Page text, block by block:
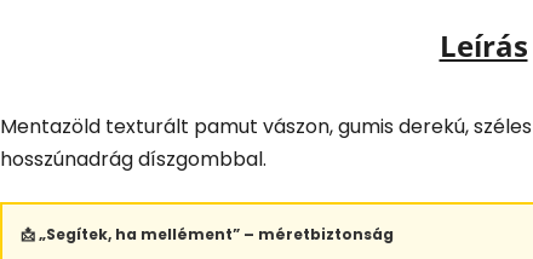
Leírás
Mentazöld texturált pamut vászon, gumis derekú,
hosszúnadrág díszgombbal.
📩 „Segítek, ha mellément” – méretbiztonság